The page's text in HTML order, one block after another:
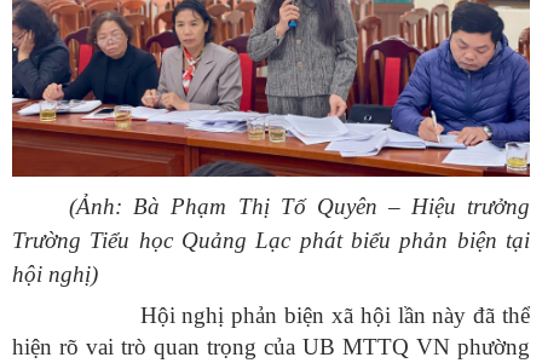
(Ảnh: Bà Phạm Thị Tố Quyên – Hiệu trưởng
Trường Tiểu học Quảng Lạc phát biểu phản biện tại
hội nghị)
Hội nghị phản biện xã hội lần này đã thể
hiện rõ vai trò quan trọng của UB MTTQ VN phường